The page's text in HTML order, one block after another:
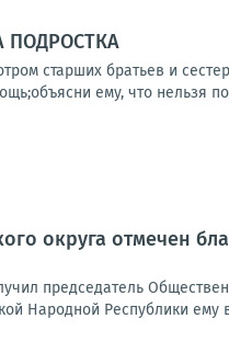
ПОДРОСТКА
старших братьев и
ему, что нельзя
округа отмечен
председатель
Народной Республики ему